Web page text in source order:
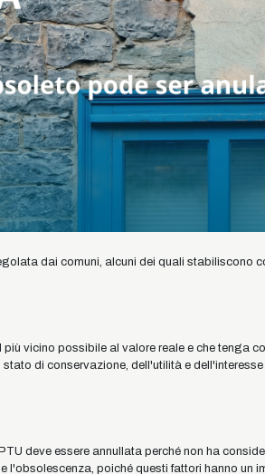
dai comuni, alcuni dei quali stabiliscono
vicino possibile al valore reale e che tenga
di conservazione, dell'utilità e
deve essere annullata perché non ha
poiché questi fattori hanno un